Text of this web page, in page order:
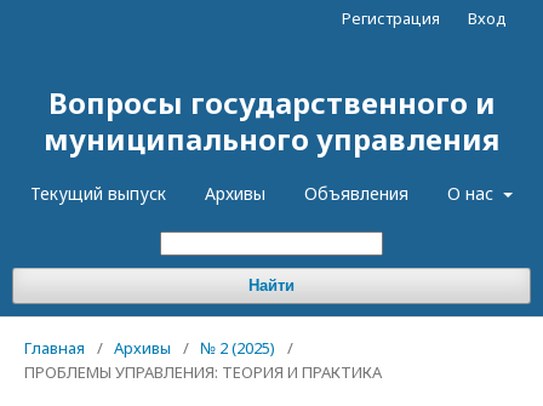
Вопросы государственного и
муниципального управления
Текущий выпуск Архивы Объявления О нас
Найти
Регистрация Вход
Главная / Архивы / № 2 (2025)
/
ПРОБЛЕМЫ УПРАВЛЕНИЯ: ТЕОРИЯ И ПРАКТИКА